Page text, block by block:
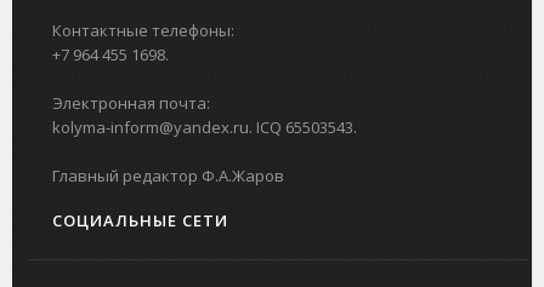
Контактные телефоны:
+7 964 455 1698.
Электронная почта:
kolyma-inform@yandex.ru. ICQ 65503543.
Главный редактор Ф.А.Жаров
СОЦИАЛЬНЫЕ СЕТИ